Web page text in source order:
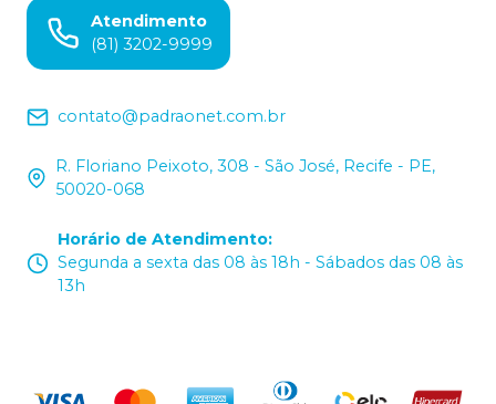
Atendimento
(81) 3202-9999
contato@padraonet.com.br
R. Floriano Peixoto, 308 - São José, Recife - PE,
50020-068
Horário de Atendimento:
Segunda a sexta das 08 às 18h - Sábados das 08 às
13h